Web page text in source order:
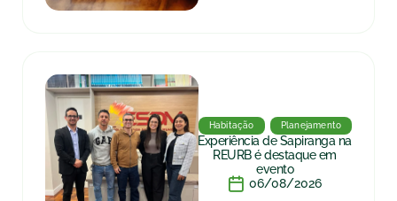
Habitação Planejamento
Experiência de Sapiranga na
REURB é destaque em
evento
06/08/2026